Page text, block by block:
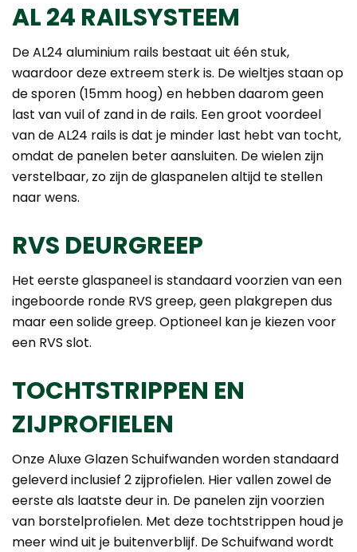
AL 24 RAILSYSTEEM
De AL24 aluminium rails bestaat uit één stuk,
waardoor deze extreem sterk is. De wieltjes staan op
de sporen (15mm hoog) en hebben daarom geen
last van vuil of zand in de rails. Een groot voordeel
van de AL24 rails is dat je minder last hebt van tocht,
omdat de panelen beter aansluiten. De wielen zijn
verstelbaar, zo zijn de glaspanelen altijd te stellen
naar wens.
RVS DEURGREEP
Het eerste glaspaneel is standaard voorzien van een
ingeboorde ronde RVS greep, geen plakgrepen dus
maar een solide greep. Optioneel kan je kiezen voor
een RVS slot.
TOCHTSTRIPPEN EN
ZIJPROFIELEN
Onze Aluxe Glazen Schuifwanden worden standaard
geleverd inclusief 2 zijprofielen. Hier vallen zowel de
eerste als laatste deur in. De panelen zijn voorzien
van borstelprofielen. Met deze tochtstrippen houd je
meer wind uit je buitenverblijf. De Schuifwand wordt